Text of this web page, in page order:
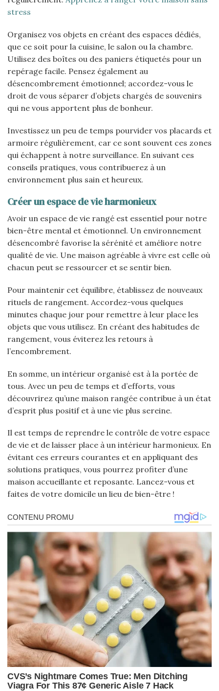
stress
Organisez vos objets en créant des espaces dédiés,
que ce soit pour la cuisine, le salon ou la chambre.
Utilisez des boîtes ou des paniers étiquetés pour un
repérage facile. Pensez également au
désencombrement émotionnel; accordez-vous le
droit de vous séparer d’objets chargés de souvenirs
qui ne vous apportent plus de bonheur.
Investissez un peu de temps pourvider vos placards et
armoire régulièrement, car ce sont souvent ces zones
qui échappent à notre surveillance. En suivant ces
conseils pratiques, vous contribuerez à un
environnement plus sain et heureux.
Créer un espace de vie harmonieux
Avoir un espace de vie rangé est essentiel pour notre
bien-être mental et émotionnel. Un environnement
désencombré favorise la sérénité et améliore notre
qualité de vie. Une maison agréable à vivre est celle où
chacun peut se ressourcer et se sentir bien.
Pour maintenir cet équilibre, établissez de nouveaux
rituels de rangement. Accordez-vous quelques
minutes chaque jour pour remettre à leur place les
objets que vous utilisez. En créant des habitudes de
rangement, vous éviterez les retours à
l’encombrement.
En somme, un intérieur organisé est à la portée de
tous. Avec un peu de temps et d’efforts, vous
découvrirez qu’une maison rangée contribue à un état
d’esprit plus positif et à une vie plus sereine.
Il est temps de reprendre le contrôle de votre espace
de vie et de laisser place à un intérieur harmonieux. En
évitant ces erreurs courantes et en appliquant des
solutions pratiques, vous pourrez profiter d’une
maison accueillante et reposante. Lancez-vous et
faites de votre domicile un lieu de bien-être !